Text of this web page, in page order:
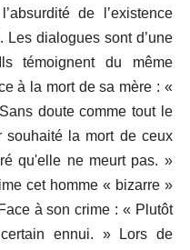
de l’existence
Les dialogues sont d’une
témoignent du même
à la mort de sa mère : «
doute comme tout le
la mort de ceux
qu'elle ne meurt pas. »
cet homme « bizarre »
à son crime : « Plutôt
ennui. » Lors de